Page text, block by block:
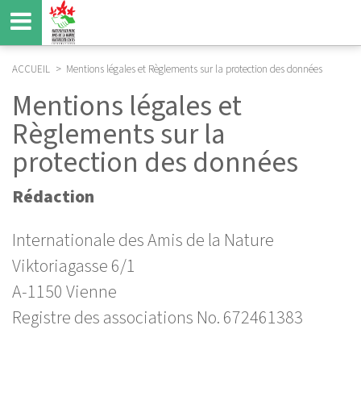
Aller
au
contenu
principal
FIL
D'ARIANE
ACCUEIL Mentions légales et Règlements sur la protection des données
Mentions légales et
Règlements sur la
protection des données
Rédaction
Internationale des Amis de la Nature
Viktoriagasse 6/1
A-1150 Vienne
Registre des associations No. 672461383